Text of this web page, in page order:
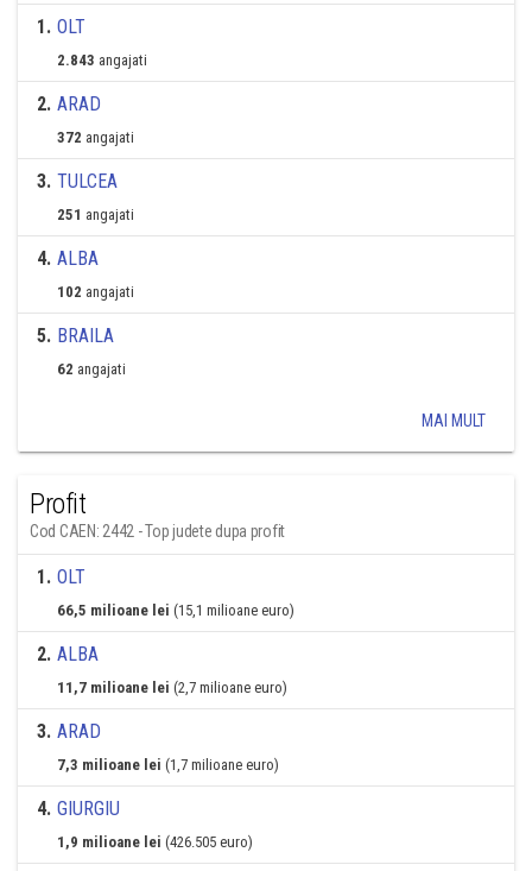
1. OLT
2.843 angajati
2. ARAD
372 angajati
3. TULCEA
251 angajati
4. ALBA
102 angajati
5. BRAILA
62 angajati
MAI MULT
Profit
Cod CAEN: 2442 - Top judete dupa profit
1. OLT
66,5 milioane lei (15,1 milioane euro)
2. ALBA
11,7 milioane lei (2,7 milioane euro)
3. ARAD
7,3 milioane lei (1,7 milioane euro)
4. GIURGIU
1,9 milioane lei (426.505 euro)